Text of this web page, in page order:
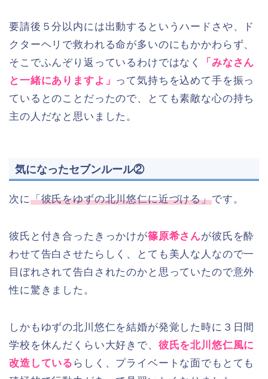
要請後５分以内には出動するというハードさや、ド
クターヘリで救われる命が多いのにもかかわらず、
そこでふんぞり返っているわけではなく
「みなさん
と一緒にありますよ」 って気持ちを込めて手を振っ
ているとのことだったので、とても素敵な心の持ち
主の人だなと思いました。
気になったセブンルール②
次に「彼氏をゆずの北川悠仁に近づける」です。
彼氏と付き合ったきっかけが篠原希さんが彼氏を酔
わせて告白させたらしく、とても美人な人なので一
目ぼれされて告白されたのかと思っていたので意外
性に驚きました。
しかもゆずの北川悠仁を結婚が発覚した時に３日間
学校を休んだくらい大好きで、 彼氏を北川悠仁風に
改造している らしく、プライベートな面でもとても